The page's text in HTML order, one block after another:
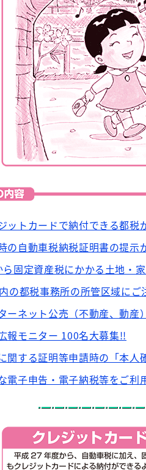
ットカードで納付できる都税
の自動車税納税証明書の提示
固定資産税にかかる土地・
の都税事務所の所管区域にご
ーネット公売（不動産、動産
報モニター 100名大募集!!
関する証明等申請時の「本人
電子申告・電子納税等をご利